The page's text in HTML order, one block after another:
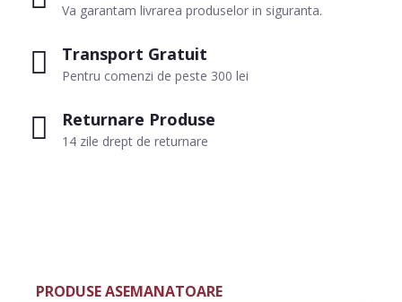
Va garantam livrarea produselor in siguranta.
Transport Gratuit
Pentru comenzi de peste 300 lei
Returnare Produse
14 zile drept de returnare
PRODUSE ASEMANATOARE